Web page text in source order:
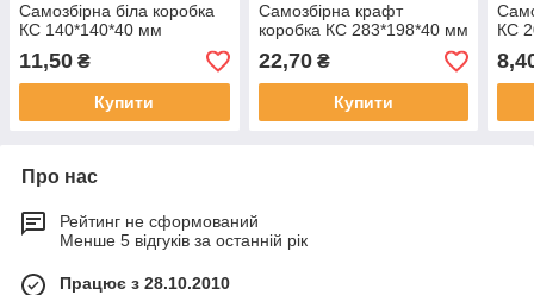
Самозбірна біла коробка
КС 140*140*40 мм
11,50 ₴
Купити
Самозбірна крафт
коробка КС 283*198*40 мм
22,70₴
Купити
КС
Про нас
Рейтинг не сформований
Менше 5 відгуків за останній рік
Працює з 28.10.2010